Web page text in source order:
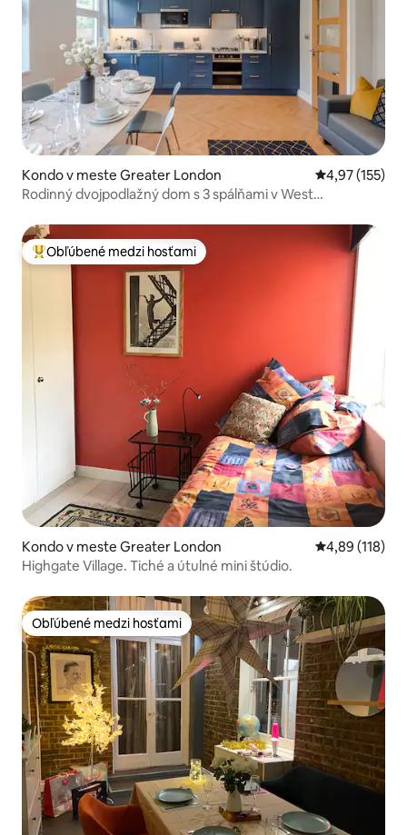
Kondo v meste Greater London Priemerné
4,97 (155)
Rodinný dvojpodlažný dom s 3 spálňami v West
Najobľúbenejšie medzi hosťami
Obľúbené medzi hosťami
Kondo v meste Greater London Priemerné
4,89 (118)
Highgate Village. Tiché a útulné mini štúdio.
Obľúbené medzi hosťami
Obľúbené medzi hosťami